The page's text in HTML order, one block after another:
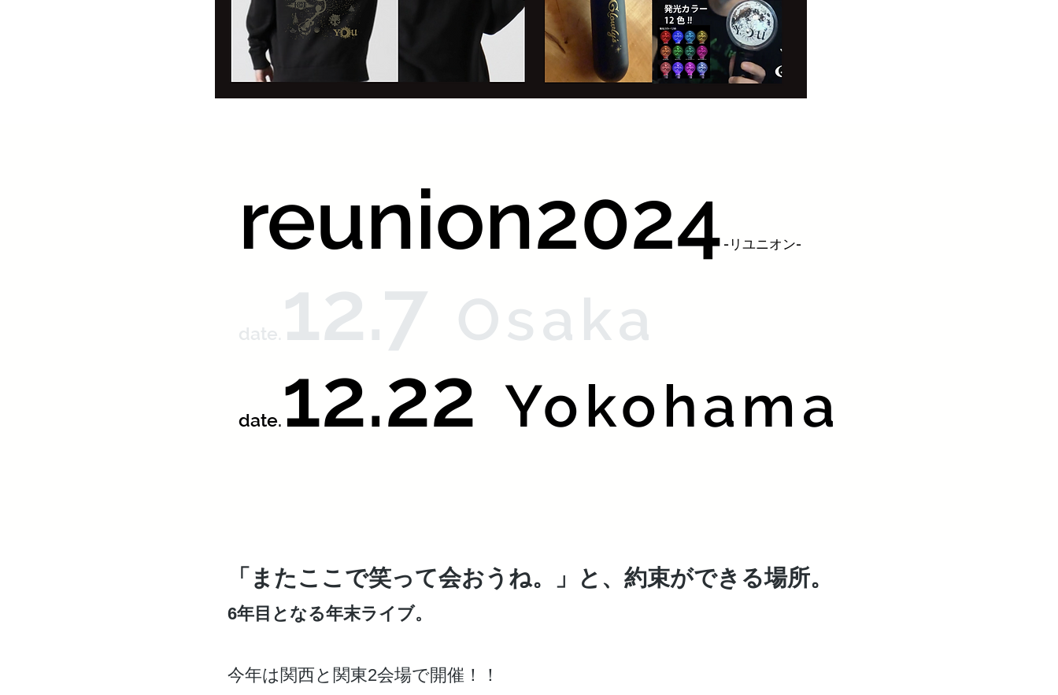
reunion2024 -リユニオン-
date. 12.7 Osaka
date.12.22 Yokohama
「またここで笑って会おうね。」と、約束ができる場所。
6年目となる年末ライブ。
今年は関西と関東2会場で開催！！